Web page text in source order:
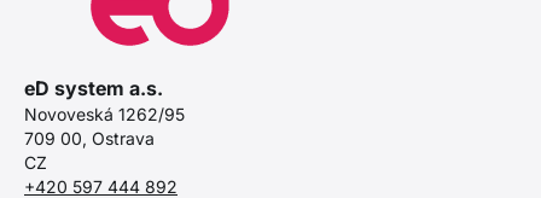
eD system a.s.
Novoveská 1262/95
709 00, Ostrava
CZ
+420 597 444 892